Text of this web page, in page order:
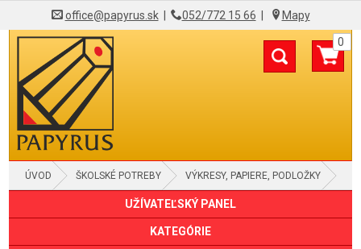
office@papyrus.sk| 052/772 15 66 Mapy
0
ÚVOD ŠKOLSKÉ POTREBY VÝKRESY, PAPIERE, PODLOŽKY
UŽÍVATEĽSKÝ PANEL
KATEGÓRIE